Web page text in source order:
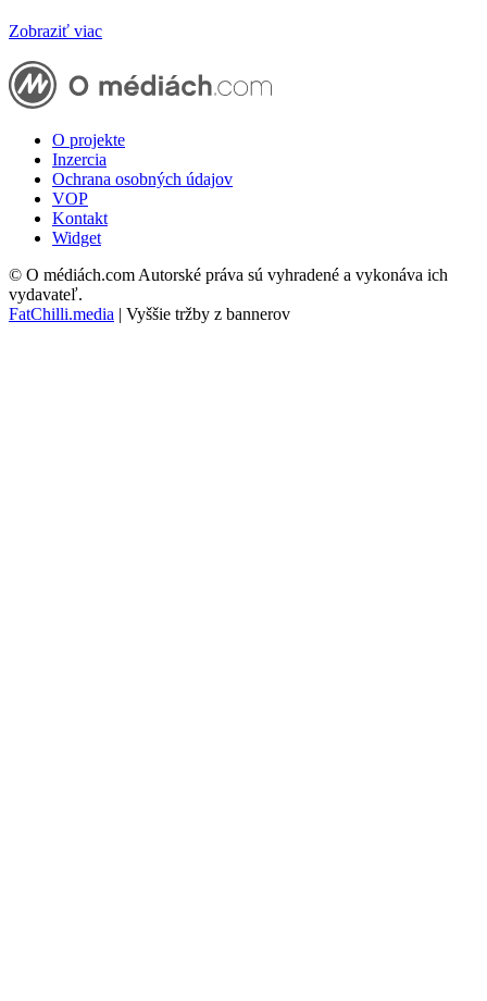
Zobraziť viac
O projekte
Inzercia
Ochrana osobných údajov
VOP
Kontakt
Widget
© O médiách.com Autorské práva sú vyhradené a vykonáva ich
vydavateľ.
FatChilli.media | Vyššie tržby z bannerov